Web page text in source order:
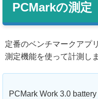
PCMarkの測定
定番のベンチマークアプ
測定機能を使って計測しま
PCMark Work 3.0